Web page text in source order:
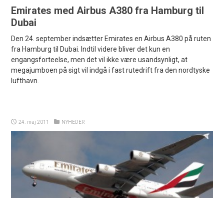
Emirates med Airbus A380 fra Hamburg til
Dubai
Den 24. september indsætter Emirates en Airbus A380 på ruten
fra Hamburg til Dubai. Indtil videre bliver det kun en
engangsforteelse, men det vil ikke være usandsynligt, at
megajumboen på sigt vil indgå i fast rutedrift fra den nordtyske
lufthavn.
24. maj 2011 NYHEDER